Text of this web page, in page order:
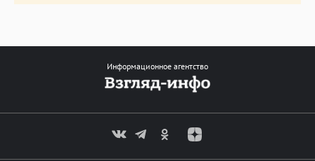
Информационное агентство